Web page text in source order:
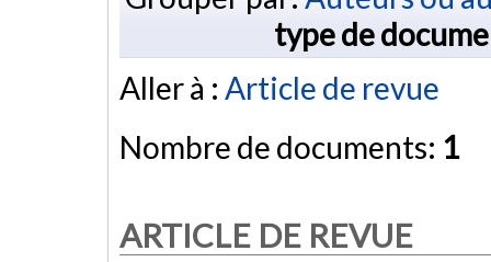
type de
Aller à : Article de revue
Nombre de documents: 1
ARTICLE DE REVUE